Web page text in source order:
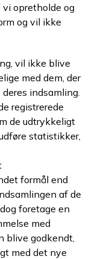
opretholde og
og vil ikke
vil ikke blive
med dem, der
indsamling.
registrerede
de udtrykkeligt
statistikker,
formål end
af de
foretage en
med
blive godkendt,
med det nye